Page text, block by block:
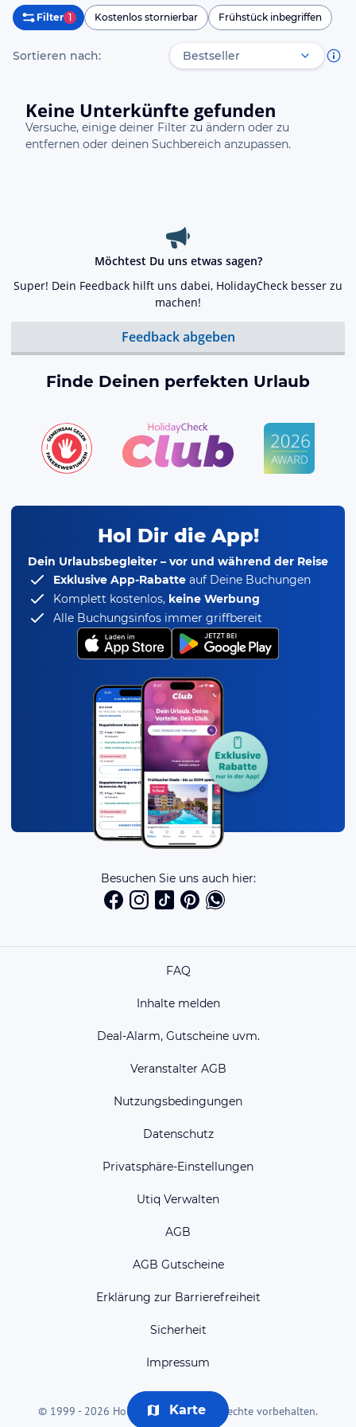
Filter 1 Kostenlos stornierbar Frühstück inbegriffen
Sortieren nach:
Keine Unterkünfte gefunden
Versuche, einige deiner Filter zu ändern oder zu
entfernen oder deinen Suchbereich anzupassen.
Karte
Möchtest Du uns etwas sagen?
Super! Dein Feedback hilft uns dabei, HolidayCheck besser zu
machen!
Feedback abgeben
Finde Deinen perfekten Urlaub
Hol Dir die App!
Dein Urlaubsbegleiter – vor und während der Reise
Exklusive App-Rabatte auf Deine Buchungen
Komplett kostenlos, keine Werbung
Alle Buchungsinfos immer griffbereit
Besuchen Sie uns auch hier:
FAQ
Inhalte melden
Deal-Alarm, Gutscheine uvm.
Veranstalter AGB
Nutzungsbedingungen
Datenschutz
Privatsphäre-Einstellungen
Utiq Verwalten
AGB
AGB Gutscheine
Erklärung zur Barrierefreiheit
Sicherheit
Impressum
© 1999 - 2026 HolidayCheck AG. Alle Rechte vorbehalten.